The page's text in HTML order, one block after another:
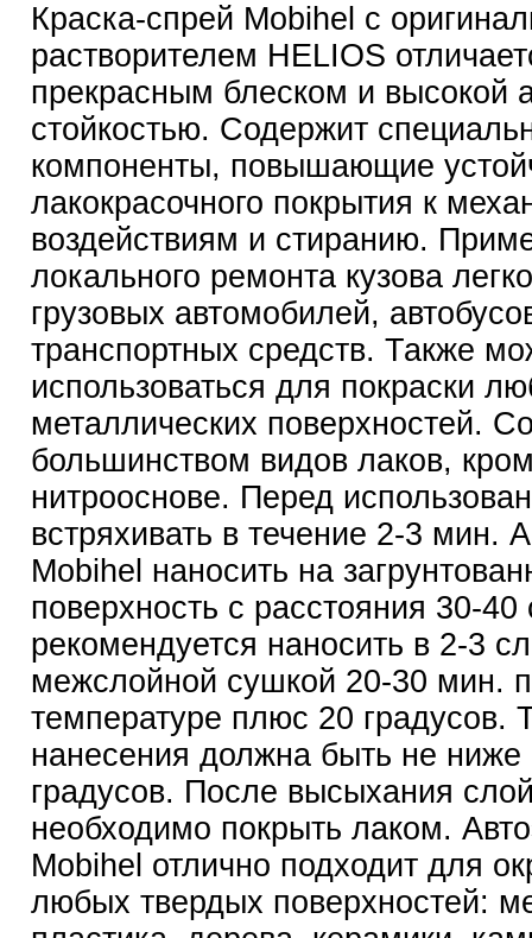
Краска-спрей Mobihel с
растворителем HELIOS
прекрасным блеском и высокой
стойкостью. Содержит
компоненты, повышающие
лакокрасочного покрытия к
воздействиям и стиранию.
локального ремонта кузова
грузовых автомобилей,
транспортных средств. Также
использоваться для покраски
металлических поверхностей.
большинством видов лаков,
нитрооснове. Перед
встряхивать в течение 2-3 мин.
Mobihel наносить на
поверхность с расстояния 30-
рекомендуется наносить в 2-3
межслойной сушкой 20-30 мин.
температуре плюс 20 градусов.
нанесения должна быть не
градусов. После высыхания
необходимо покрыть лаком.
Mobihel отлично подходит для
любых твердых поверхностей: